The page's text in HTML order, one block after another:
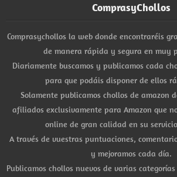
ComprasyChollos
Comprasychollos la web donde encontraréis
de manera rápida y segura en muy
Diariamente buscamos y publicamos cada
para que podáis disponer de ellos
Solamente publicamos chollos de amazon
afiliados exclusivamente para Amazon que
online de gran calidad en su
A través de vuestras puntuaciones,
y mejoramos cada día.
Publicamos chollos nuevos de varias